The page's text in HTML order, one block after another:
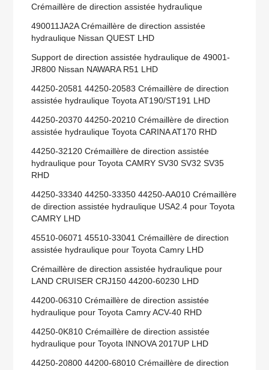
Crémaillère de direction assistée hydraulique
490011JA2A Crémaillère de direction assistée
hydraulique Nissan QUEST LHD
Support de direction assistée hydraulique de 49001-
JR800 Nissan NAWARA R51 LHD
44250-20581 44250-20583 Crémaillère de direction
assistée hydraulique Toyota AT190/ST191 LHD
44250-20370 44250-20210 Crémaillère de direction
assistée hydraulique Toyota CARINA AT170 RHD
44250-32120 Crémaillère de direction assistée
hydraulique pour Toyota CAMRY SV30 SV32 SV35
RHD
44250-33340 44250-33350 44250-AA010 Crémaillère
de direction assistée hydraulique USA2.4 pour Toyota
CAMRY LHD
45510-06071 45510-33041 Crémaillère de direction
assistée hydraulique pour Toyota Camry LHD
Crémaillère de direction assistée hydraulique pour
LAND CRUISER CRJ150 44200-60230 LHD
44200-06310 Crémaillère de direction assistée
hydraulique pour Toyota Camry ACV-40 RHD
44250-0K810 Crémaillère de direction assistée
hydraulique pour Toyota INNOVA 2017UP LHD
44250-20800 44200-68010 Crémaillère de direction